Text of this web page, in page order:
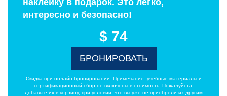
интересно и безопасно!
$ 74
БРОНИРОВАТЬ
Скидка при онлайн-бронировании. Примечание: учебные материалы и
сертификационный сбор не включены в стоимость. Пожалуйста,
добавьте их в корзину, при условии, что вы уже не приобрели их другим